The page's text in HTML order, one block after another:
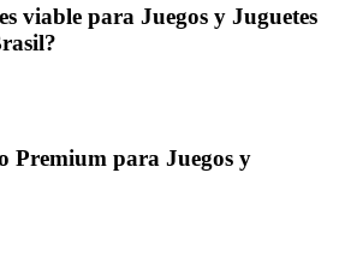
viable para Juegos y Juguetes
Premium para Juegos y